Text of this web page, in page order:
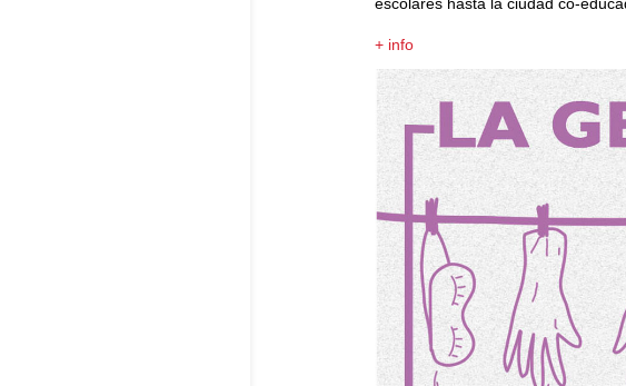
escolares hasta la ciudad co-
+ info